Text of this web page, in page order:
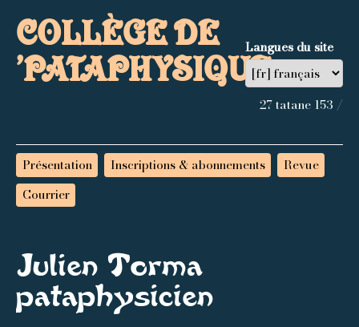
COLLÈGE DE
’PATAPHYSIQUE
27 tatane 153 /
Langues du site
Présentation Inscriptions & abonnements
Revue
Courrier
Julien Torma
pataphysicien